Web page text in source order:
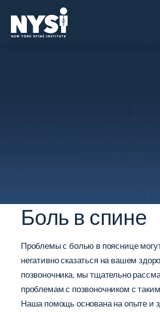
Боль в спине
Проблемы с болью в пояснице
негативно сказаться на вашем
позвоночника, мы тщательно
проблемам с позвоночником с
Наша помощь основана на опыте и